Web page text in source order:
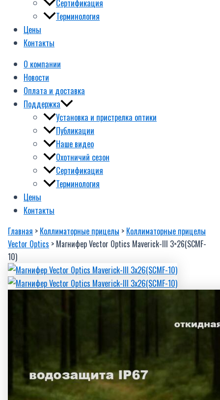
Сертификация
Терминология
Цены
Контакты
О компании
Новости
Оплата и доставка
Поддержка
Установка и пристрелка оптики
Публикации
Наше видео
Охотничий сезон
Сертификация
Терминология
Цены
Контакты
Главная > Коллиматорные прицелы > Коллиматорные прицелы
Vector Optics > Магнифер Vector Optics Maverick-III 3×26(SCMF-
10)